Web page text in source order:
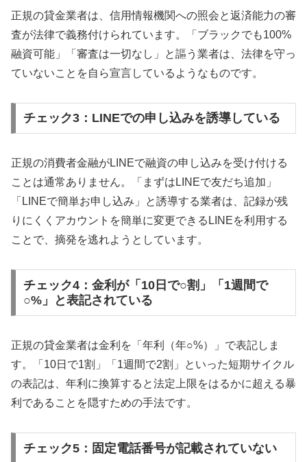
正規の貸金業者は、信用情報機関への照会と返済能力の審
査が法律で義務付けられています。「ブラックでも100%
融資可能」「審査は一切なし」と謳う業者は、法律を守っ
ていないことを自ら宣言しているようなものです。
チェック3：LINEでの申し込みを誘導している
正規の消費者金融がLINEで融資の申し込みを受け付ける
ことは通常ありません。「まずはLINEで友だち追加」
「LINEで簡単お申し込み」と誘導する業者は、記録が残
りにくくアカウントを簡単に変更できるLINEを利用する
ことで、摘発を逃れようとしています。
チェック4：金利が「10日で○割」「1週間で
○%」と表記されている
正規の貸金業者は金利を「年利（年○%）」で表記しま
す。「10日で1割」「1週間で2割」といった短期サイクル
の表記は、年利に換算すると法定上限をはるかに超える暴
利であることを隠すための手法です。
チェック5：固定電話番号が記載されていない